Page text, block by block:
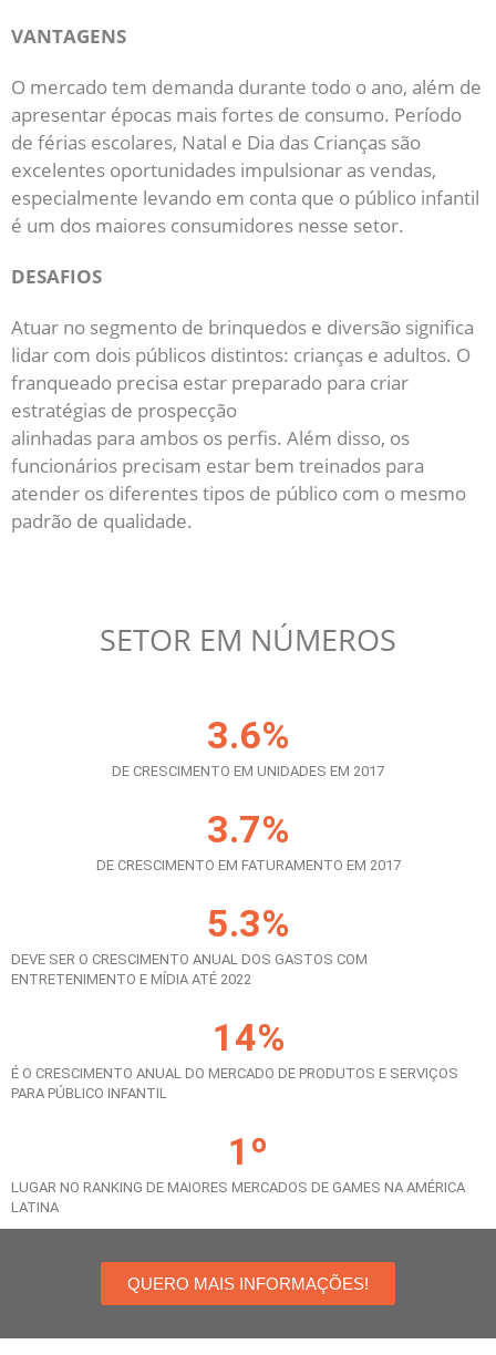
VANTAGENS
O mercado tem demanda durante todo o ano, além de
apresentar épocas mais fortes de consumo. Período
de férias escolares, Natal e Dia das Crianças são
excelentes oportunidades impulsionar as vendas,
especialmente levando em conta que o público infantil
é um dos maiores consumidores nesse setor.
DESAFIOS
Atuar no segmento de brinquedos e diversão significa
lidar com dois públicos distintos: crianças e adultos. O
franqueado precisa estar preparado para criar
estratégias de prospecção
alinhadas para ambos os perfis. Além disso, os
funcionários precisam estar bem treinados para
atender os diferentes tipos de público com o mesmo
padrão de qualidade.
SETOR EM NÚMEROS
DE CRESCIMENTO EM UNIDADES EM 2017
3.6%
DE CRESCIMENTO EM FATURAMENTO EM 2017
3.7%
DEVE SER O CRESCIMENTO ANUAL DOS GASTOS COM
ENTRETENIMENTO E MÍDIA ATÉ 2022
5.3%
É O CRESCIMENTO ANUAL DO MERCADO DE PRODUTOS E SERVIÇOS
PARA PÚBLICO INFANTIL
14%
LUGAR NO RANKING DE MAIORES MERCADOS DE GAMES NA AMÉRICA
LATINA
1 º
QUERO MAIS INFORMAÇÕES!